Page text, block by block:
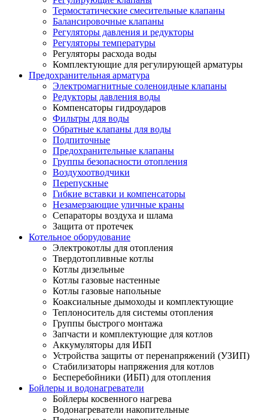
Термостатические смесительные клапаны
Балансировочные клапаны
Регуляторы давления и редукторы
Регуляторы температуры
Регуляторы расхода воды
Комплектующие для регулирующей арматуры
Предохранительная арматура
Электромагнитные соленоидные клапаны
Редукторы давления воды
Компенсаторы гидроударов
Фильтры для воды
Обратные клапаны для воды
Подпиточные
Предохранительные клапаны
Группы безопасности отопления
Воздухоотводчики
Перепускные
Гибкие вставки и компенсаторы
Незамерзающие уличные краны
Сепараторы воздуха и шлама
Защита от протечек
Котельное оборудование
Электрокотлы для отопления
Твердотопливные котлы
Котлы дизельные
Котлы газовые настенные
Котлы газовые напольные
Коаксиальные дымоходы и комплектующие
Теплоноситель для системы отопления
Группы быстрого монтажа
Запчасти и комплектующие для котлов
Аккумуляторы для ИБП
Устройства защиты от перенапряжений (УЗИП)
Стабилизаторы напряжения для котлов
Бесперебойники (ИБП) для отопления
Бойлеры и водонагреватели
Бойлеры косвенного нагрева
Водонагреватели накопительные